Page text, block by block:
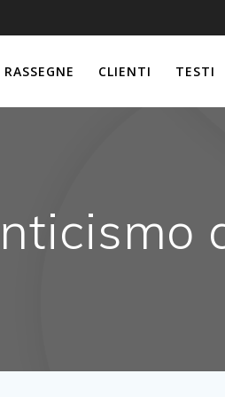
RASSEGNE CLIENTI TESTI